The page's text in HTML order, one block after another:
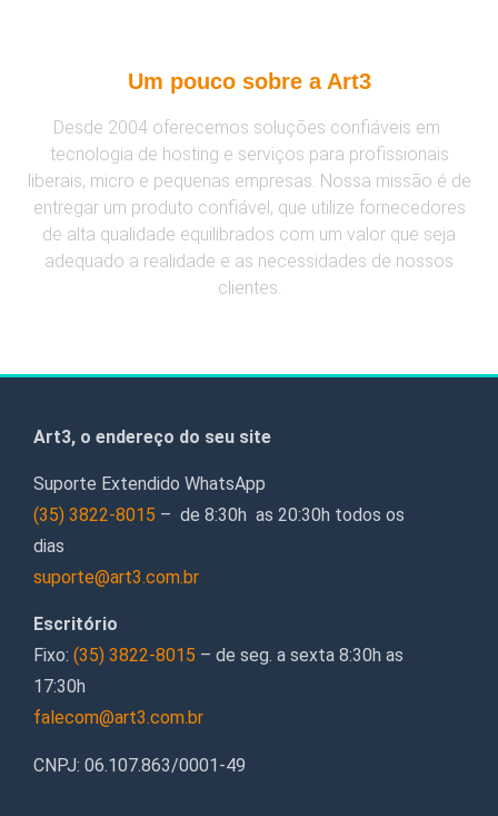
Um pouco sobre a Art3
Desde 2004 oferecemos soluções confiáveis em
tecnologia de hosting e serviços para profissionais
liberais, micro e pequenas empresas. Nossa missão é de
entregar um produto confiável, que utilize fornecedores
de alta qualidade equilibrados com um valor que seja
adequado a realidade e as necessidades de nossos
clientes.
Art3, o endereço do seu site
Suporte Extendido WhatsApp
(35) 3822-8015 – de 8:30h as 20:30h todos os
dias
suporte@art3.com.br
Escritório
Fixo: (35) 3822-8015 – de seg. a sexta 8:30h as
17:30h
falecom@art3.com.br
CNPJ: 06.107.863/0001-49